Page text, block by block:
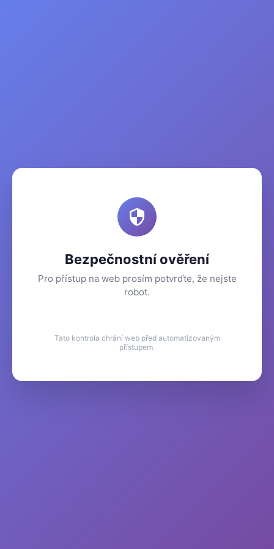
Bezpečnostní ověření
Pro přístup na web prosím potvrďte, že nejste
robot.
Tato kontrola chrání web před automatizovaným
přístupem.